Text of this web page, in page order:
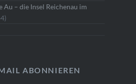
Au – die Insel Reichenau im
ABONNIEREN